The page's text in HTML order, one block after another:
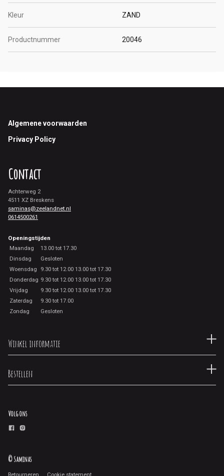
Kleur ZAND
Productnummer 20046
Footer
Algemene voorwaarden
Privacy Policy
Contact
Achterweg 2
4511 XZ Breskens
saminas@zeelandnet.nl
0614500261
Openingstijden
Maandag
13.00 tot 17.30
Dinsdag
Gesloten
Woensdag
9.30 tot 12.00 13.00 tot 17.30
Donderdag 9.30 tot 12.00 13.00 tot 17.30
Vrijdag
9.30 tot 12.00 13.00 tot 17.30
Zaterdag
9.30 tot 17.00
Zondag
Gesloten
Winkel informatie
Bestellen
Volg ons
© Saminas
Retourneren Cookie statement